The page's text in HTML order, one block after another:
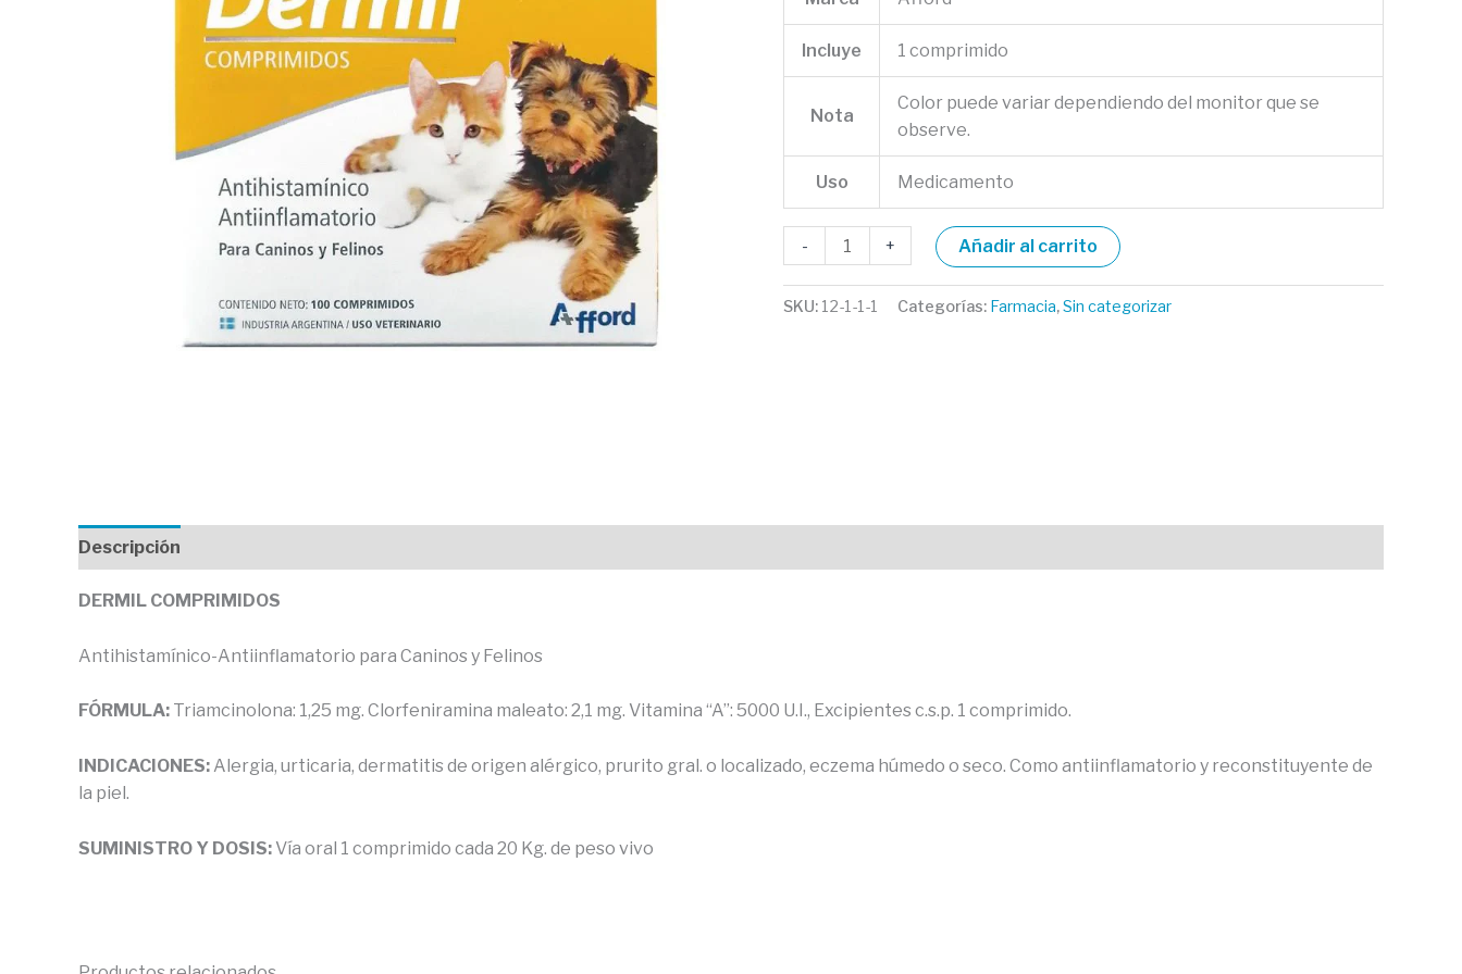
Incluye 1 comprimido
Nota
Color puede variar dependiendo del monitor que se
observe.
Uso Medicamento
- + Añadir al carrito
SKU: 12-1-1-1 Categorías: Farmacia,Sin categorizar
Descripción
DERMIL COMPRIMIDOS
Antihistamínico-Antiinflamatorio para Caninos y Felinos
FÓRMULA: Triamcinolona: 1,25 mg. Clorfeniramina maleato: 2,1 mg. Vitamina “A”: 5000 U.I., Excipientes c.s.p. 1 comprimido.
INDICACIONES: Alergia, urticaria, dermatitis de origen alérgico, prurito gral. o localizado, eczema húmedo o seco. Como antiinflamatorio y reconstituyente de
la piel.
SUMINISTRO Y DOSIS: Vía oral 1 comprimido cada 20 Kg. de peso vivo